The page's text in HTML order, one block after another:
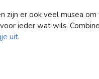
zijn er ook veel musea om
ieder wat wils.
uit.